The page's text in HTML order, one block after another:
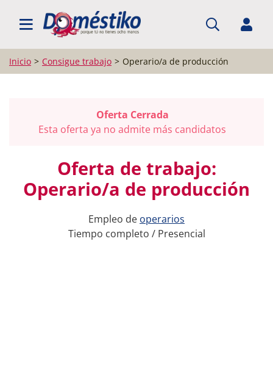
BUSCAR EMPLEO
Inicio Consigue trabajo Operario/a de producción
Oferta Cerrada
Esta oferta ya no admite más candidatos
Oferta de trabajo:
Operario/a de producción
Empleo de operarios
Tiempo completo / Presencial